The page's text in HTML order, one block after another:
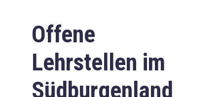
Offene
Lehrstellen im
Südburgenland